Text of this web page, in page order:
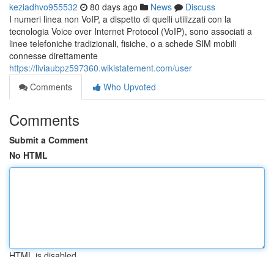
keziadhvo955532 80 days ago News
Discuss
I numeri linea non VoIP, a dispetto di quelli utilizzati con la
tecnologia Voice over Internet Protocol (VoIP), sono associati a
linee telefoniche tradizionali, fisiche, o a schede SIM mobili
connesse direttamente
https://liviaubpz597360.wikistatement.com/user
Comments
Who Upvoted
Comments
Submit a Comment
No HTML